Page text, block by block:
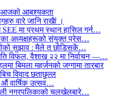
आजको आबश्यकता
वारे जानि राखैां ।
SEE मा प्रथम स्थान हासिल गर्न…
अध्यक्षहरूको संयुक्त प्रेस…
सुझाव : मैले त छोडिसकें…
विफल, वैशाख २२ मा निर्वाचन —…
बिमला महर्जनको जग्गामा तारबार
विवाद छताछुल्ल
औं ‌‌वार्षिक ‌उत्सव…
नगरपलिकाको चलखेलबारे…